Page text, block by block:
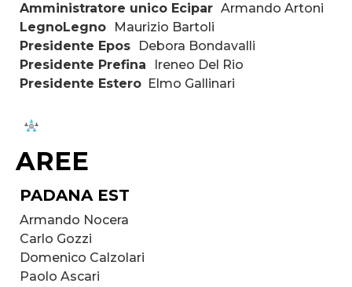
Amministratore unico Ecipar Armando Artoni
LegnoLegno
Maurizio Bartoli
Presidente Epos
Debora Bondavalli
Presidente Prefina
Ireneo Del Rio
Presidente Estero Elmo Gallinari
AREE
PADANA EST
Armando Nocera
Carlo Gozzi
Domenico Calzolari
Paolo Ascari